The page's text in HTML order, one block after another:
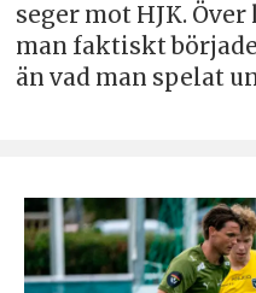
seger mot HJK.
man faktiskt
än vad man spelat